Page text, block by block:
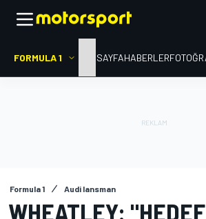
FORMULA 1 ANA SAYFAHABERLER
Formula 1 Audi lansman
WHEATLEY: